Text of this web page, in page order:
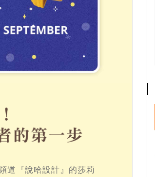
道『說哈設計』的莎莉